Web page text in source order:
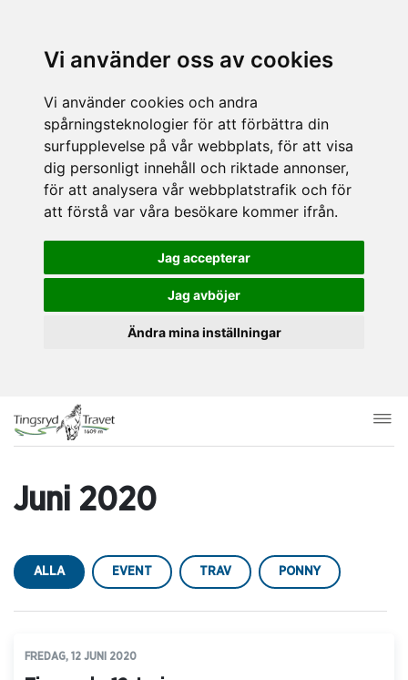
Vi använder oss av cookies
Vi använder cookies och andra
spårningsteknologier för att förbättra din
surfupplevelse på vår webbplats, för att visa
dig personligt innehåll och riktade annonser,
för att analysera vår webbplatstrafik och för
att förstå var våra besökare kommer ifrån.
Jag accepterar
Jag avböjer
Ändra mina inställningar
Juni 2020
ALLA EVENT TRAV PONNY
FREDAG, 12 JUNI 2020